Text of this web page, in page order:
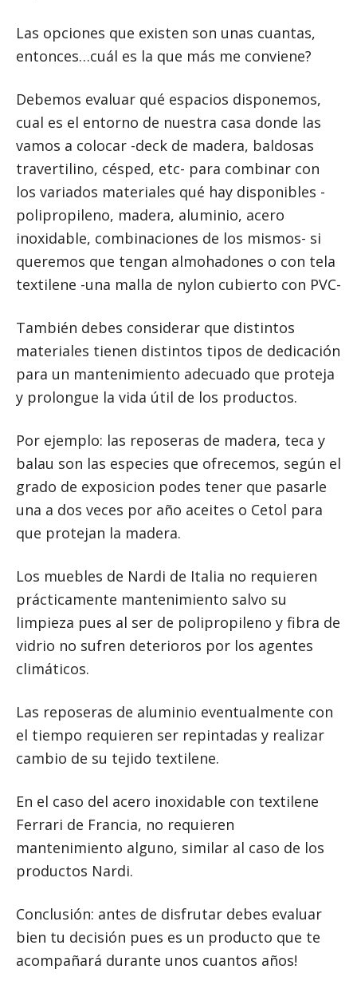
Las opciones que existen son unas cuantas,
entonces…cuál es la que más me conviene?
Debemos evaluar qué espacios disponemos,
cual es el entorno de nuestra casa donde las
vamos a colocar -deck de madera, baldosas
travertilino, césped, etc- para combinar con
los variados materiales qué hay disponibles -
polipropileno, madera, aluminio, acero
inoxidable, combinaciones de los mismos- si
queremos que tengan almohadones o con tela
textilene -una malla de nylon cubierto con PVC-
También debes considerar que distintos
materiales tienen distintos tipos de dedicación
para un mantenimiento adecuado que proteja
y prolongue la vida útil de los productos.
Por ejemplo: las reposeras de madera, teca y
balau son las especies que ofrecemos, según el
grado de exposicion podes tener que pasarle
una a dos veces por año aceites o Cetol para
que protejan la madera.
Los muebles de Nardi de Italia no requieren
prácticamente mantenimiento salvo su
limpieza pues al ser de polipropileno y fibra de
vidrio no sufren deterioros por los agentes
climáticos.
Las reposeras de aluminio eventualmente con
el tiempo requieren ser repintadas y realizar
cambio de su tejido textilene.
En el caso del acero inoxidable con textilene
Ferrari de Francia, no requieren
mantenimiento alguno, similar al caso de los
productos Nardi.
Conclusión: antes de disfrutar debes evaluar
bien tu decisión pues es un producto que te
acompañará durante unos cuantos años!